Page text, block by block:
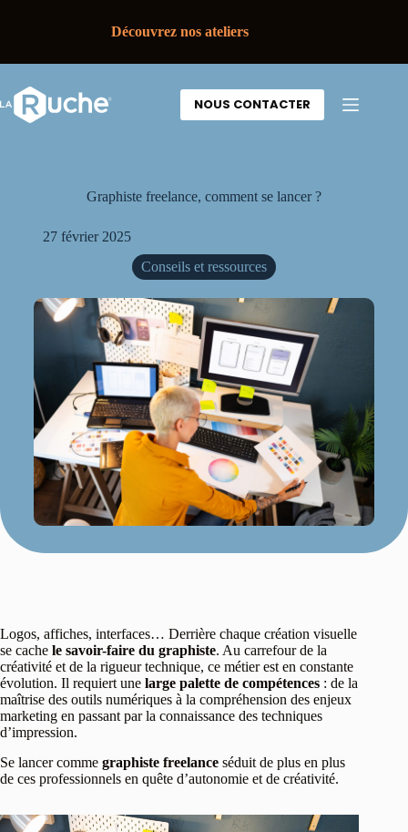
Découvrez nos ateliers
NOUS CONTACTER
Graphiste freelance, comment se lancer ?
27 février 2025
Conseils et ressources
Logos, affiches, interfaces… Derrière chaque création visuelle
se cache le savoir-faire du graphiste. Au carrefour de la
créativité et de la rigueur technique, ce métier est en constante
évolution. Il requiert une large palette de compétences : de la
maîtrise des outils numériques à la compréhension des enjeux
marketing en passant par la connaissance des techniques
d’impression.
Se lancer comme graphiste freelance séduit de plus en plus
de ces professionnels en quête d’autonomie et de créativité.